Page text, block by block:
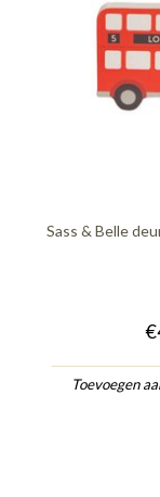
Sass & Belle
Toevoegen